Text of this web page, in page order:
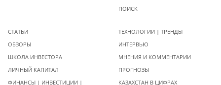
ПОИСК
СТАТЬИ
ОБЗОРЫ
ШКОЛА ИНВЕСТОРА
ЛИЧНЫЙ КАПИТАЛ
ФИНАНСЫ | ИНВЕСТИЦИИ |
ТЕХНОЛОГИИ | ТРЕНДЫ
ИНТЕРВЬЮ
МНЕНИЯ И КОММЕНТАРИИ
ПРОГНОЗЫ
КАЗАХСТАН В ЦИФРАХ